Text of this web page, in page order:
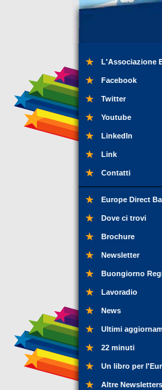
L'Associazione
Facebook
Twitter
Youtube
LinkedIn
Link
Contatti
Europe Direct
Dove ci trovi
Brochure
Newsletter
Buongiorno
Lavoradio
News
Ultimi
22 minuti
Un libro per
Altre Newsletters